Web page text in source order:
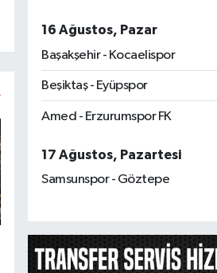
16 Ağustos, Pazar
Başakşehir - Kocaelispor
Beşiktaş - Eyüpspor
Amed - Erzurumspor FK
17 Ağustos, Pazartesi
Samsunspor - Göztepe